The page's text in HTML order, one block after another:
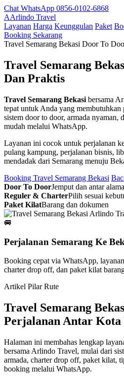
Chat WhatsApp 0856-0102-6868
AArlindo Travel
Layanan Harga Keunggulan Paket
Booking Sekarang
Travel Semarang Bekasi Door To
Travel Semarang
Dan Praktis
Travel Semarang Bekasi bersama
tepat untuk Anda yang membutuhkan
sistem door to door, armada nyaman,
mudah melalui WhatsApp.
Layanan ini cocok untuk perjalanan
pulang kampung, perjalanan bisnis,
mendadak dari Semarang menuju
Booking Travel Semarang Bekasi
Door To DoorJemput dan antar
Reguler & CharterPilih sesuai
Paket KilatBarang dan dokumen
🚐
Perjalanan Semarang Ke
Booking cepat via WhatsApp,
charter drop off, dan paket kilat
Artikel Pilar Rute
Travel Semarang
Perjalanan Antar Kota
Halaman ini membahas lengkap
bersama Arlindo Travel, mulai dari
armada, charter drop off, paket kilat,
booking melalui WhatsApp.